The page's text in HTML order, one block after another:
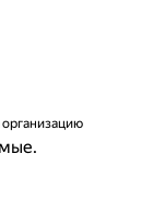
организацию